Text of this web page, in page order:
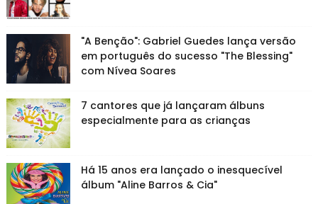
"A Benção": Gabriel Guedes lança versão
em português do sucesso "The Blessing"
com Nívea Soares
7 cantores que já lançaram álbuns
especialmente para as crianças
Há 15 anos era lançado o inesquecível
álbum "Aline Barros & Cia"